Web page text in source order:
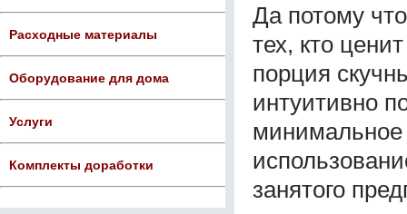
Расходные материалы
Оборудование для дома
Услуги
Комплекты доработки
Да потому
тех, кто
порция
интуитивно
минимальное
занятого